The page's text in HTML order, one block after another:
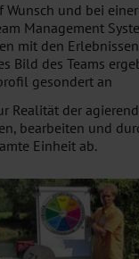
Wunsch und bei
Management
mit den
des Teams
gesondert an
Realität der
bearbeiten und
Einheit ab.